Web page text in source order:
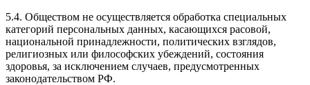
5.4. Обществом не осуществляется обработка специальных
категорий персональных данных, касающихся расовой,
национальной принадлежности, политических взглядов,
религиозных или философских убеждений, состояния
здоровья, за исключением случаев, предусмотренных
законодательством РФ.